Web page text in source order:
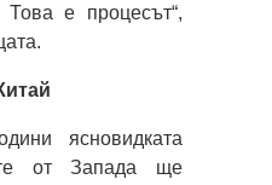
е процесът“,
ясновидката
от Запада ще